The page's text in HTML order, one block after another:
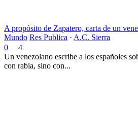
A propósito de Zapatero, carta de un
Mundo Res Publica · A.C. Sierra
0
4
Un venezolano escribe a los españoles
con rabia, sino con...